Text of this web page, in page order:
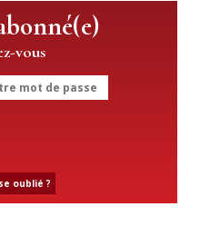
vous
oublié ?